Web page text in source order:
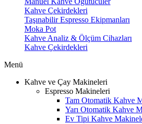
Kahve Çekirdekleri
Taşınabilir Espresso Ekipmanları
Moka Pot
Kahve Analiz & Ölçüm Cihazları
Kahve Çekirdekleri
Menü
Kahve ve Çay Makineleri
Espresso Makineleri
Tam Otomatik Kahve
Yarı Otomatik Kahve
Ev Tipi Kahve